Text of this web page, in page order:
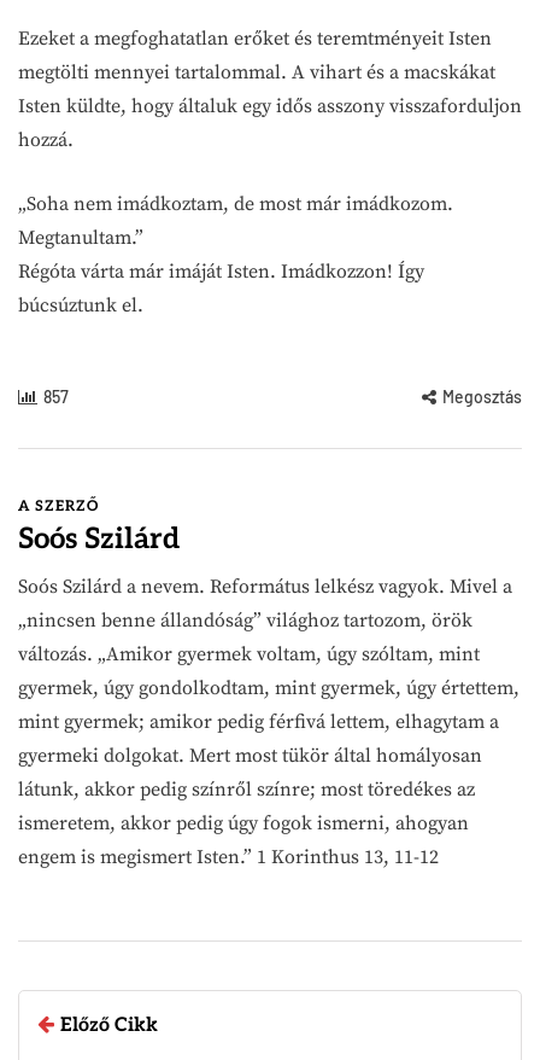
Ezeket a megfoghatatlan erőket és teremtményeit Isten
megtölti mennyei tartalommal. A vihart és a macskákat
Isten küldte, hogy általuk egy idős asszony visszaforduljon
hozzá.
„Soha nem imádkoztam, de most már imádkozom.
Megtanultam.”
Régóta várta már imáját Isten. Imádkozzon! Így
búcsúztunk el.
857 Megosztás
A SZERZŐ
Soós Szilárd
Soós Szilárd a nevem. Református lelkész vagyok. Mivel a
„nincsen benne állandóság” világhoz tartozom, örök
változás. „Amikor gyermek voltam, úgy szóltam, mint
gyermek, úgy gondolkodtam, mint gyermek, úgy értettem,
mint gyermek; amikor pedig férfivá lettem, elhagytam a
gyermeki dolgokat. Mert most tükör által homályosan
látunk, akkor pedig színről színre; most töredékes az
ismeretem, akkor pedig úgy fogok ismerni, ahogyan
engem is megismert Isten.” 1 Korinthus 13, 11-12
Előző Cikk